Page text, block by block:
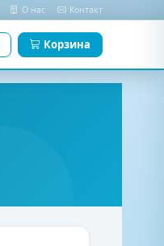
О нас Контакт
Корзина